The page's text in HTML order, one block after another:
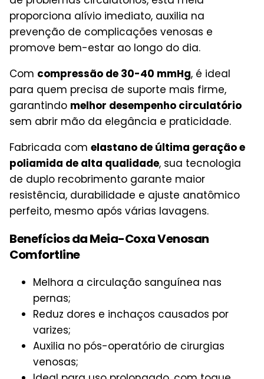
proporciona alívio imediato, auxilia na
prevenção de complicações venosas e
promove bem-estar ao longo do dia.
Com compressão de 30-40 mmHg, é ideal
para quem precisa de suporte mais firme,
garantindo melhor desempenho circulatório
sem abrir mão da elegância e praticidade.
Fabricada com elastano de última geração e
poliamida de alta qualidade, sua tecnologia
de duplo recobrimento garante maior
resistência, durabilidade e ajuste anatômico
perfeito, mesmo após várias lavagens.
Benefícios da Meia-Coxa Venosan
Comfortline
Melhora a circulação sanguínea nas
pernas;
Reduz dores e inchaços causados por
varizes;
Auxilia no pós-operatório de cirurgias
venosas;